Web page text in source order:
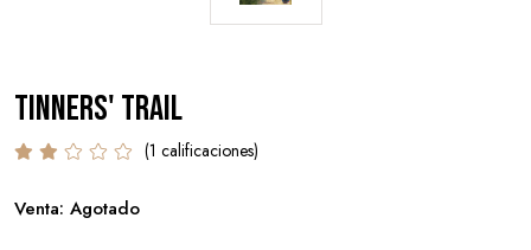
Tinners' Trail
(1 calificaciones)
Venta: Agotado